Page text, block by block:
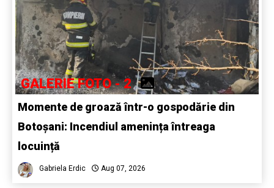
GALERIE FOTO - 2
Momente de groază într-o gospodărie din
Botoșani: Incendiul amenința întreaga
locuință
Gabriela Erdic Aug 07, 2026